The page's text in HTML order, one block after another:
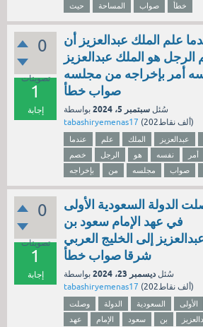
حيث
المساحة صواب خطأ
0
تصويتات
1
إجابة
علم الملك عبدالعزيز أن
هو الملك عبدالعزيز
أمر بإخراجه من مجلسه
صواب خطأ
سُئل سبتمبر 5، 2024
بواسطة
tabashiryemenas17 ( 202ألفنقاط)
عندما علم الملك عبدالعزيز
خصم
الرجل هو نفسه
أمر
بإخراجه
من مجلسه صواب
0
تصويتات
1
إجابة
الدولة السعودية الأولى
في عهد الإمام سعود بن
إلى الخليج العربي
شرقا صواب خطأ
سُئل ديسمبر 23، 2024
بواسطة
tabashiryemenas17 ( 202ألفنقاط)
وصلت الدولة السعودية الأولى
عهد
الإمام سعود بن